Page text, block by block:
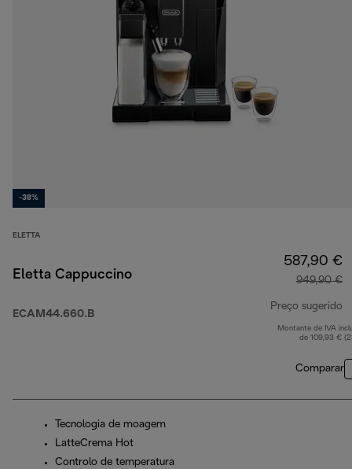
-38%
ELETTA
Eletta Cappuccino
ECAM44.660.B
587,90 €
949,90 €
Preço sugerido
Montante de IVA
de 109,93 €
Comparar
Tecnologia de moagem
LatteCrema Hot
Controlo de temperatura